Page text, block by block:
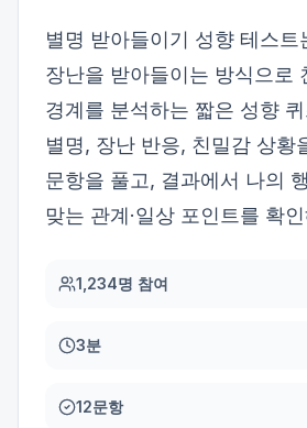
별명 받아들이기 성향 테스트
장난을 받아들이는 방식으로
경계를 분석하는 짧은 성향
별명, 장난 반응, 친밀감 상황
문항을 풀고, 결과에서 나의
맞는 관계·일상 포인트를 확
1,234명 참여
3분
12문항